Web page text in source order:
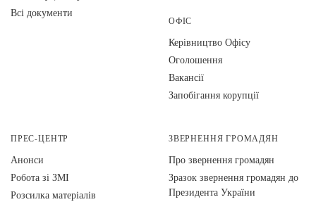
Всі документи
ОФІС
Керівництво Офісу
Оголошення
Вакансії
Запобігання корупції
ПРЕС-ЦЕНТР
Анонси
Робота зі ЗМІ
Розсилка матеріалів
ЗВЕРНЕННЯ ГРОМАДЯН
Про звернення громадян
Зразок звернення громадян до
Президента України